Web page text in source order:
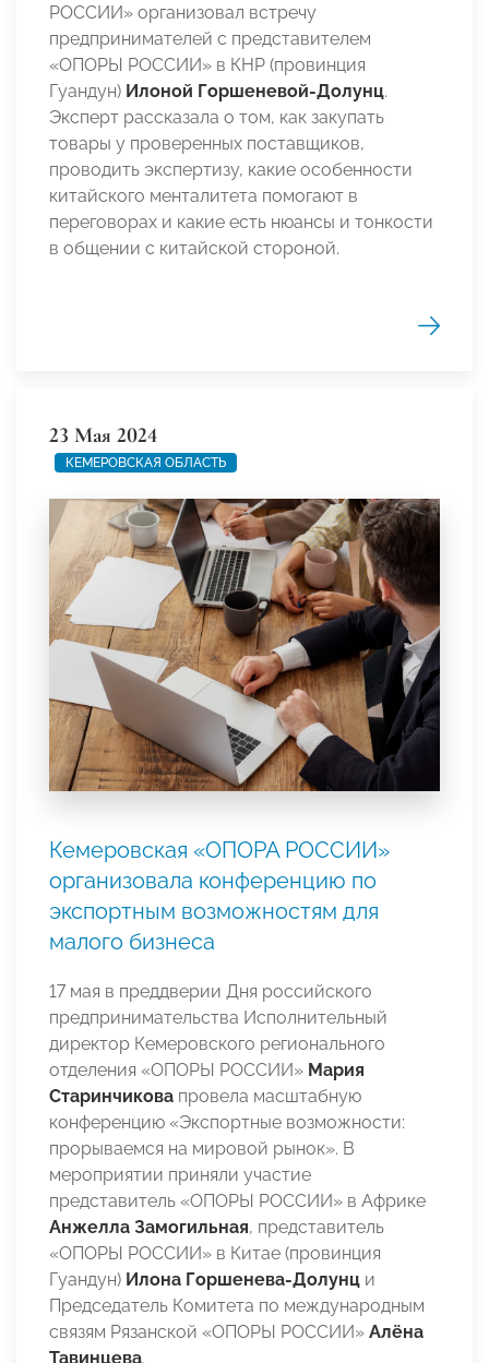
РОССИИ» организовал встречу
предпринимателей с представителем
«ОПОРЫ РОССИИ» в КНР (провинция
Гуандун) Илоной Горшеневой-Долунц.
Эксперт рассказала о том, как закупать
товары у проверенных поставщиков,
проводить экспертизу, какие особенности
китайского менталитета помогают в
переговорах и какие есть нюансы и тонкости
в общении с китайской стороной.
23 Мая 2024
КЕМЕРОВСКАЯ ОБЛАСТЬ
Кемеровская «ОПОРА РОССИИ»
организовала конференцию по
экспортным возможностям для
малого бизнеса
17 мая в преддверии Дня российского
предпринимательства Исполнительный
директор Кемеровского регионального
отделения «ОПОРЫ РОССИИ» Мария
Старинчикова провела масштабную
конференцию «Экспортные возможности:
прорываемся на мировой рынок». В
мероприятии приняли участие
представитель «ОПОРЫ РОССИИ» в Африке
Анжелла Замогильная, представитель
«ОПОРЫ РОССИИ» в Китае (провинция
Гуандун) Илона Горшенева-Долунц и
Председатель Комитета по международным
связям Рязанской «ОПОРЫ РОССИИ» Алёна
Тавинцева.